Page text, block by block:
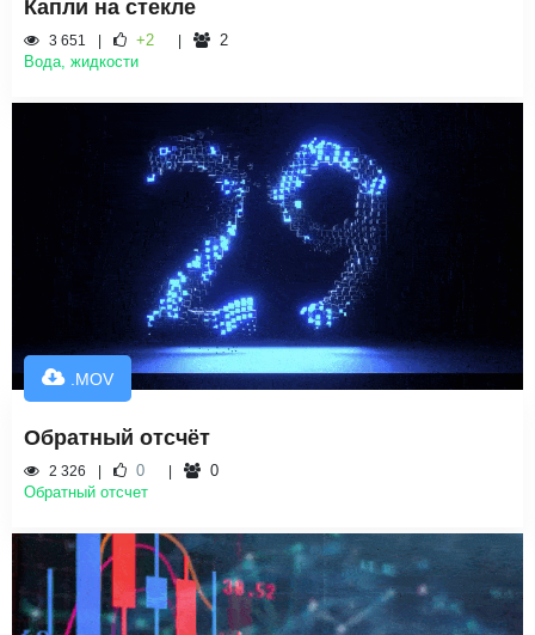
Капли на стекле
3 651 +2
2
Вода, жидкости
.MOV
Обратный отсчёт
2 326 0
0
Обратный отсчет